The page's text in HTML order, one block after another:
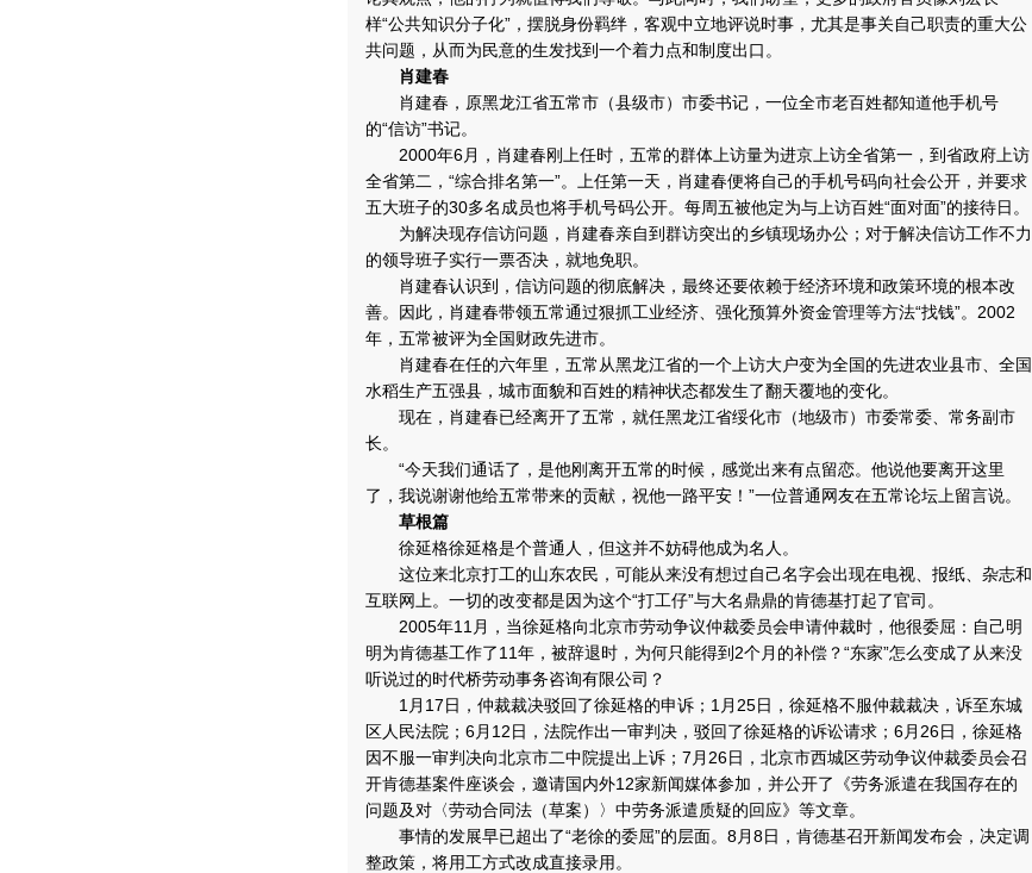
样“公共知识分子化”，摆脱身份羁绊，客观中立地评说时事，尤其是事关自己职责的重大公
共问题，从而为民意的生发找到一个着力点和制度出口。
肖建春
肖建春，原黑龙江省五常市（县级市）市委书记，一位全市老百姓都知道他手机号
的“信访”书记。
2000年6月，肖建春刚上任时，五常的群体上访量为进京上访全省第一，到省政府上访
全省第二，“综合排名第一”。上任第一天，肖建春便将自己的手机号码向社会公开，并要求
五大班子的30多名成员也将手机号码公开。每周五被他定为与上访百姓“面对面”的接待日。
为解决现存信访问题，肖建春亲自到群访突出的乡镇现场办公；对于解决信访工作不力
的领导班子实行一票否决，就地免职。
肖建春认识到，信访问题的彻底解决，最终还要依赖于经济环境和政策环境的根本改
善。因此，肖建春带领五常通过狠抓工业经济、强化预算外资金管理等方法“找钱”。2002
年，五常被评为全国财政先进市。
肖建春在任的六年里，五常从黑龙江省的一个上访大户变为全国的先进农业县市、全国
水稻生产五强县，城市面貌和百姓的精神状态都发生了翻天覆地的变化。
现在，肖建春已经离开了五常，就任黑龙江省绥化市（地级市）市委常委、常务副市
长。
“今天我们通话了，是他刚离开五常的时候，感觉出来有点留恋。他说他要离开这里
了，我说谢谢他给五常带来的贡献，祝他一路平安！”一位普通网友在五常论坛上留言说。
草根篇
徐延格徐延格是个普通人，但这并不妨碍他成为名人。
这位来北京打工的山东农民，可能从来没有想过自己名字会出现在电视、报纸、杂志和
互联网上。一切的改变都是因为这个“打工仔”与大名鼎鼎的肯德基打起了官司。
2005年11月，当徐延格向北京市劳动争议仲裁委员会申请仲裁时，他很委屈：自己明
明为肯德基工作了11年，被辞退时，为何只能得到2个月的补偿？“东家”怎么变成了从来没
听说过的时代桥劳动事务咨询有限公司？
1月17日，仲裁裁决驳回了徐延格的申诉；1月25日，徐延格不服仲裁裁决，诉至东城
区人民法院；6月12日，法院作出一审判决，驳回了徐延格的诉讼请求；6月26日，徐延格
因不服一审判决向北京市二中院提出上诉；7月26日，北京市西城区劳动争议仲裁委员会召
开肯德基案件座谈会，邀请国内外12家新闻媒体参加，并公开了《劳务派遣在我国存在的
问题及对〈劳动合同法（草案）〉中劳务派遣质疑的回应》等文章。
事情的发展早已超出了“老徐的委屈”的层面。8月8日，肯德基召开新闻发布会，决定调
整政策，将用工方式改成直接录用。